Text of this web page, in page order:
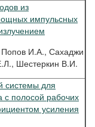
из
импульсных
Попов И.А., Сахаджи
Шестеркин В.И.
системы для
полосой рабочих
усиления